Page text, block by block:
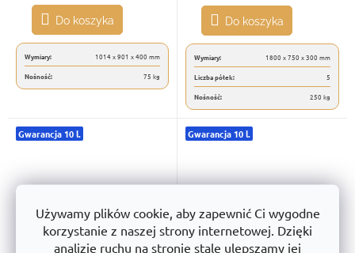
Używamy plików cookie, aby zapewnić Ci wygodne
korzystanie z naszej strony internetowej. Dzięki
analizie ruchu na stronie stale ulepszamy jej
Do koszyka
Wymiary:
1014 x 901 x 400 mm
Nośność:
75 kg
Do koszyka
Wymiary:
1800 x 750 x 300 mm
Liczba półek:
5
Nośność:
250 kg
Gwarancja 10 l. Gwarancja 10 l.